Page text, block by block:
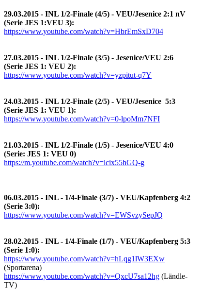
29.03.2015 - INL 1/2-Finale (4/5) - VEU/Jesenice 2:1 nV
(Serie JES 1:VEU 3):
https://www.youtube.com/watch?v=HbrEmSxD704
27.03.2015 - INL 1/2-Finale (3/5) - Jesenice/VEU 2:6
(Serie JES 1: VEU 2):
https://www.youtube.com/watch?v=yzpitut-q7Y
24.03.2015 - INL 1/2-Finale (2/5) - VEU/Jesenice 5:3
(Serie JES 1: VEU 1):
https://www.youtube.com/watch?v=0-lpoMm7NFI
21.03.2015 - INL 1/2-Finale (1/5) - Jesenice/VEU 4:0
(Serie: JES 1: VEU 0)
https://m.youtube.com/watch?v=lcix55hGQ-g
06.03.2015 - INL - 1/4-Finale (3/7) - VEU/Kapfenberg 4:2
(Serie 3:0):
https://www.youtube.com/watch?v=EWSvzySepJQ
28.02.2015 - INL - 1/4-Finale (1/7) - VEU/Kapfenberg 5:3
(Serie 1:0):
https://www.youtube.com/watch?v=hLqg1lW3EXw
(Sportarena)
https://www.youtube.com/watch?v=QxcU7sa12hg (Ländle-
TV)